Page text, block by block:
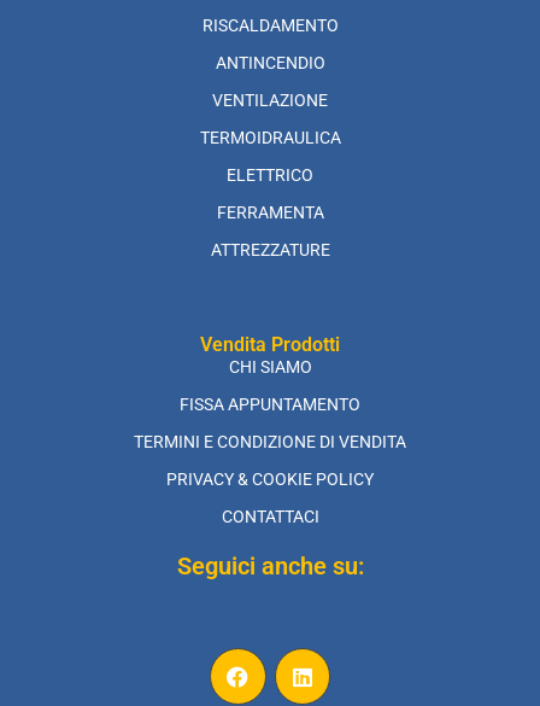
RISCALDAMENTO
ANTINCENDIO
VENTILAZIONE
TERMOIDRAULICA
ELETTRICO
FERRAMENTA
ATTREZZATURE
Vendita Prodotti
CHI SIAMO
FISSA APPUNTAMENTO
TERMINI E CONDIZIONE DI VENDITA
PRIVACY & COOKIE POLICY
CONTATTACI
Seguici anche su: